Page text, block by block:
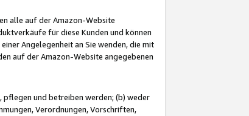
alle auf der Amazon-Website
für diese Kunden und können
Angelegenheit an Sie wenden, die mit
auf der Amazon-Website angegebenen
pflegen und betreiben werden; (b) weder
Verordnungen, Vorschriften,